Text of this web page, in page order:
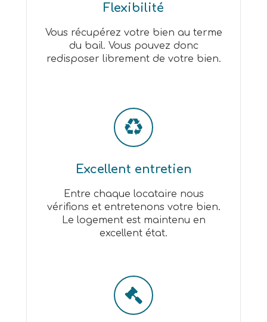
Flexibilité
Vous récupérez votre bien au terme
du bail. Vous pouvez donc
redisposer librement de votre bien.
Excellent entretien
Entre chaque locataire nous
vérifions et entretenons votre bien.
Le logement est maintenu en
excellent état.